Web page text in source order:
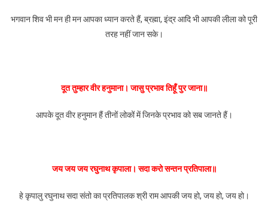
भगवान शिव भी मन ही मन आपका ध्यान करते हैं, ब्रह्मा, इंद्र आदि भी आपकी लीला को पूरी
तरह नहीं जान सके।
दूत तुम्हार वीर हनुमाना। जासु प्रभाव तिहूँ पुर जाना॥
आपके दूत वीर हनुमान हैं तीनों लोकों में जिनके प्रभाव को सब जानते हैं।
जय जय जय रघुनाथ कृपाला। सदा करो सन्तन प्रतिपाला॥
हे कृपालु रघुनाथ सदा संतो का प्रतिपालक श्री राम आपकी जय हो, जय हो, जय हो।